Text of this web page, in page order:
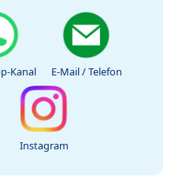
Kanal E-Mail / Telefon
Instagram